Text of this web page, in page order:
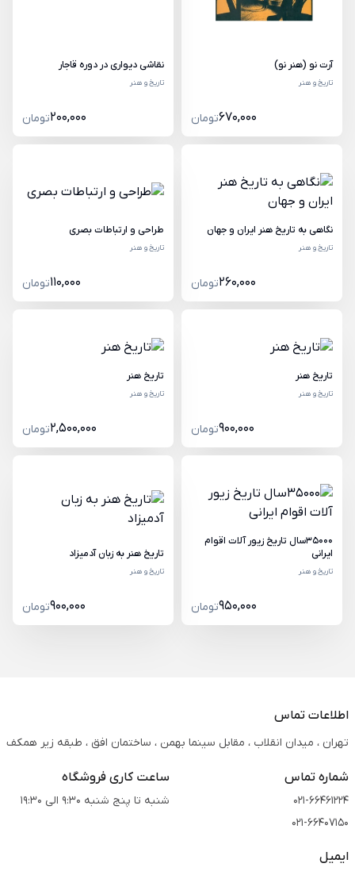
آرت نو (هنر نو)
تاریخ و هنر
670,000تومان
نقاشی دیواری در دوره قاجار
تاریخ و هنر
200,000تومان
نگاهی به تاریخ هنر ایران و جهان
تاریخ و هنر
260,000تومان
طراحی و ارتباطات بصری
تاریخ و هنر
110,000تومان
تاریخ هنر
تاریخ و هنر
900,000تومان
تاریخ هنر
تاریخ و هنر
2,500,000تومان
35000سال تاریخ زیور آلات اقوام
ایرانی
تاریخ و هنر
950,000تومان
تاریخ هنر به زبان آدمیزاد
تاریخ و هنر
900,000تومان
اطلاعات تماس
تهران ، میدان انقلاب ، مقابل سینما بهمن ، ساختمان افق ، طبقه زیر همکف
شماره تماس
021-66461224
021-66407150
ساعت کاری فروشگاه
شنبه تا پنج شنبه 9:30 الی 19:30
ایمیل